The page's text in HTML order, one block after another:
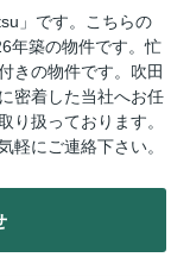
」です。こちらの
年築の物件です。忙
きの物件です。吹田
密着した当社へお任
り扱っております。
軽にご連絡下さい。